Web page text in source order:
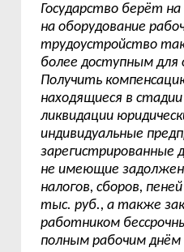
Государство берёт на
на оборудование
трудоустройство
более доступным для
Получить
находящиеся в
ликвидации
индивидуальные
зарегистрированные
не имеющие
налогов, сборов,
тыс. руб., а также
работником
полным рабочим